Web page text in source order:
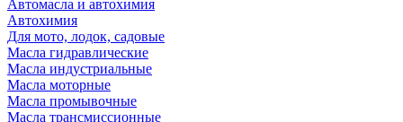
Автомасла и автохимия
Автохимия
Для мото, лодок, садовые
Масла гидравлические
Масла индустриальные
Масла моторные
Масла промывочные
Масла трансмиссионные